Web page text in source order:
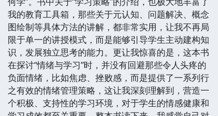
我的教育工具箱，那些关于元认知、问题解决、概念
图绘制等具体方法的讲解，都非常实用，让我不再局
限于单一的讲授模式，而是能够引导学生主动建构知
识，发展独立思考的能力。更让我惊喜的是，这本书
在探讨“情绪与学习”时，并没有回避那些令人头疼的
负面情绪，比如焦虑、挫败感，而是提供了一系列行
之有效的情绪管理策略，这让我深刻理解到，营造一
个积极、支持性的学习环境，对于学生的情感健康和